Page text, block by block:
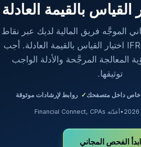
الموجَّه فريق المالية لديك عبر نقاط
القرار الرئيسية لـ IFRS 9 اختيار القياس بالقيمة العادلة. أجب
المعالجة المرجَّحة والأدلة الواجب
توثيقها.
خاص داخل متصفحك روابط لإرشادات موثوقة
•أعدّته Financial Connect, CPAs
ابدأ الفحص المجاني